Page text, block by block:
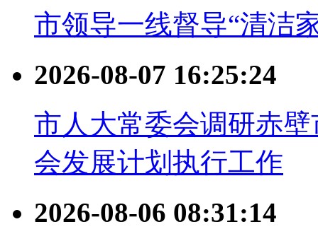
市领导一线督导“清洁
2026-08-07 16:25:24
市人大常委会调研赤
会发展计划执行工作
2026-08-06 08:31:14